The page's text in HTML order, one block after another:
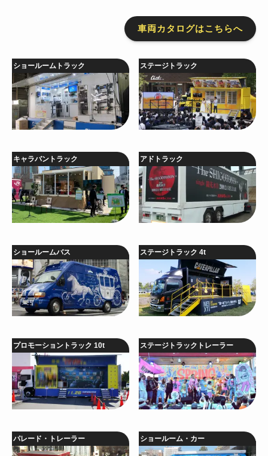
車両カタログはこちらへ
ショールームトラック ステージトラック
キャラバントラック アドトラック
ショールームバス ステージトラック 4t
プロモーショントラック 10t ステージトラックトレーラー
パレード・トレーラー ショールーム・カー